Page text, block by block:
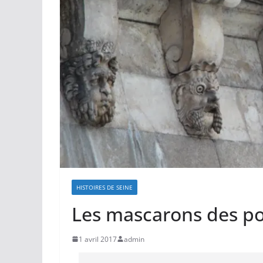
HISTOIRES DE SEINE
Les mascarons des
1 avril 2017 admin